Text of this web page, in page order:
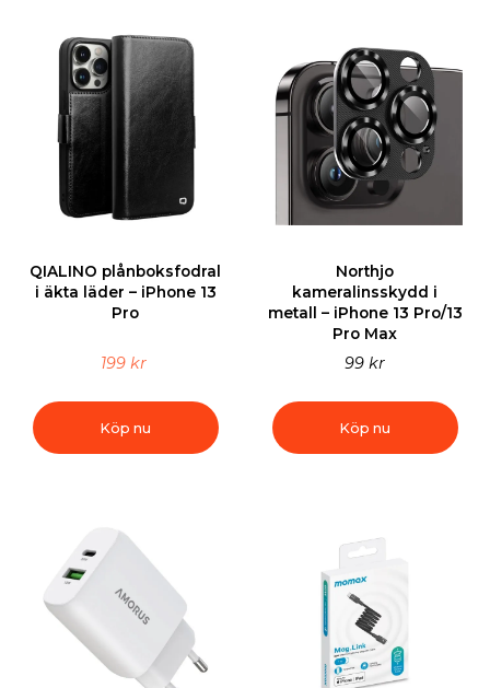
QIALINO plånboksfodral
i äkta läder – iPhone 13
Pro
199 kr
Köp nu
Northjo
kameralinsskydd i
metall – iPhone 13 Pro/13
Pro Max
99 kr
Köp nu